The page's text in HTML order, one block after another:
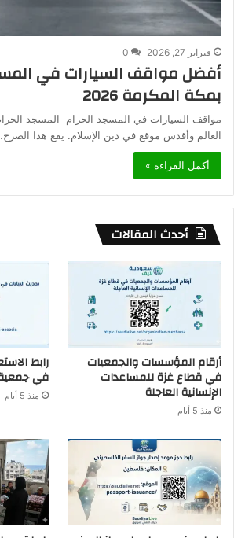
فبراير 27, 2026 0
أفضل مواقف السيارات في
بمكة المكرمة 2026
مواقف السيارات في المسجد الحرام المسجد
العالم وأقدس موقع في دين الإسلام. يقع هذا
أكمل القراءة »
أحدث المقالات
أرقام المؤسسات والجمعيات
في قطاع غزة للمساعدات
الإنسانية العاجلة
منذ 5 أيام
رابط
في جمعية
منذ 5 أيام